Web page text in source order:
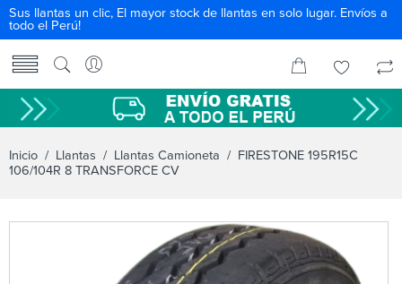
Sus llantas un clic, El mayor stock de llantas en solo lugar. Envíos a
todo el Perú!
Inicio / Llantas / Llantas Camioneta / FIRESTONE 195R15C
106/104R 8 TRANSFORCE CV